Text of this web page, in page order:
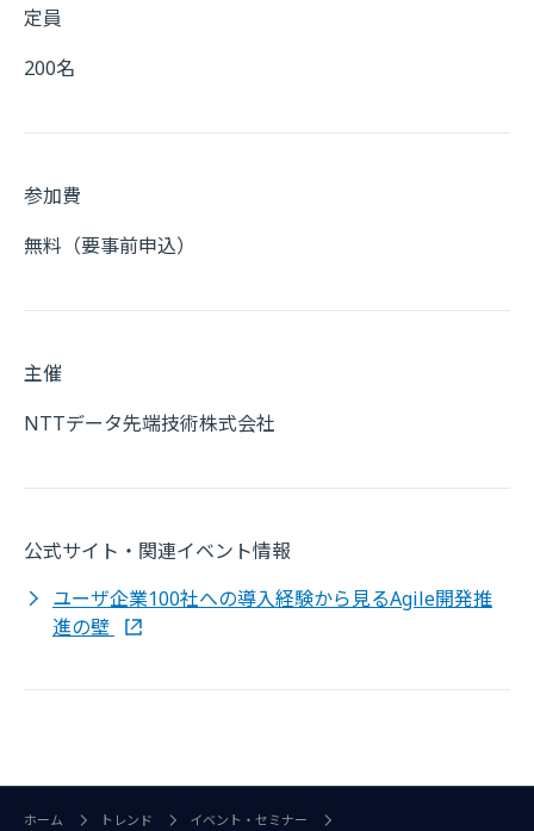
定員
200名
参加費
無料（要事前申込）
主催
NTTデータ先端技術株式会社
公式サイト・関連イベント情報
ユーザ企業100社への導入経験から見るAgile開発推
進の壁
ホーム トレンド
イベント・セミナー